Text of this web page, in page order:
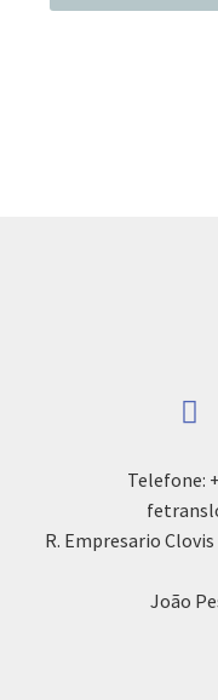
Telefone:
R. Empresario
João